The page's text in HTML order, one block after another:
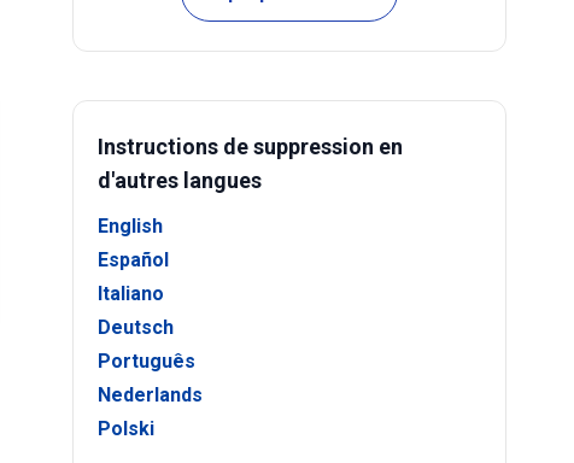
Instructions de suppression en
d'autres langues
English
Español
Italiano
Deutsch
Português
Nederlands
Polski